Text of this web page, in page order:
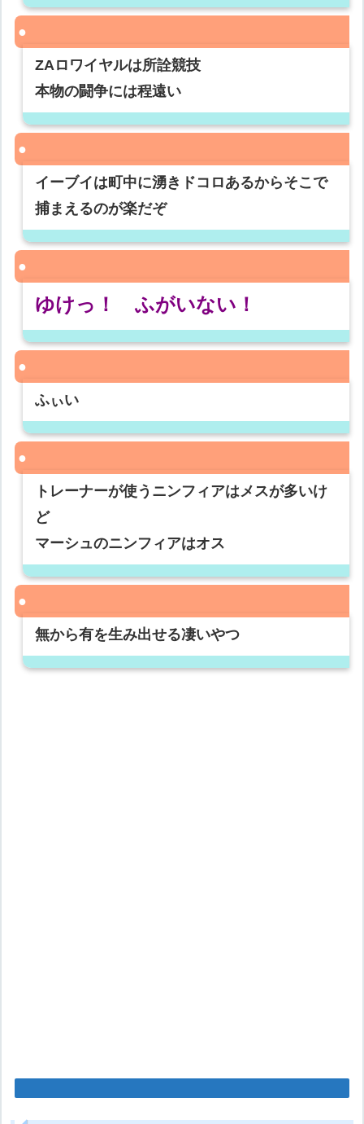
ZAロワイヤルは所詮競技
本物の闘争には程遠い
イーブイは町中に湧きドコロあるからそこで
捕まえるのが楽だぞ
ゆけっ！ ふがいない！
ふぃい
トレーナーが使うニンフィアはメスが多いけ
ど
マーシュのニンフィアはオス
無から有を生み出せる凄いやつ